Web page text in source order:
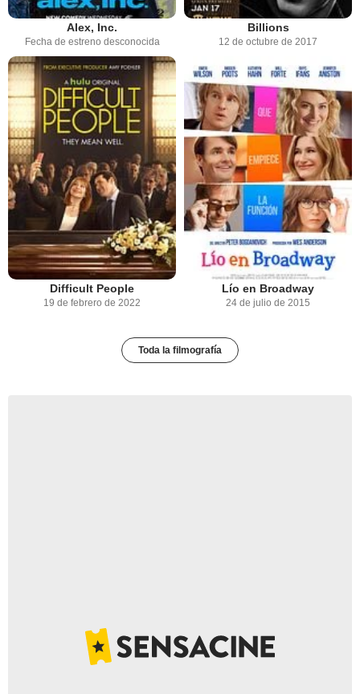
Alex, Inc.
Fecha de estreno desconocida
Billions
12 de octubre de 2017
Difficult People
19 de febrero de 2022
Lío en Broadway
24 de julio de 2015
Toda la filmografía